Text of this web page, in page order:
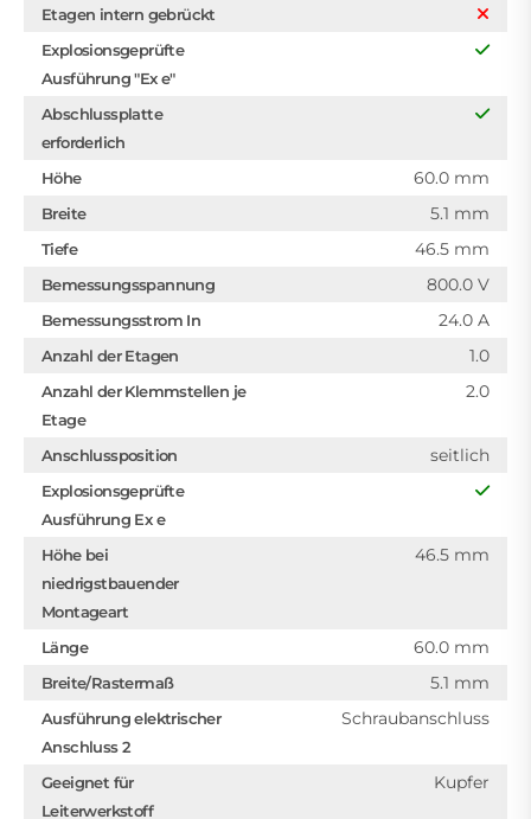
Etagen intern gebrückt
Explosionsgeprüfte
Ausführung "Ex e"
Abschlussplatte
erforderlich
Höhe
60.0 mm
Breite 5.1 mm
Tiefe 46.5 mm
Bemessungsspannung 800.0 V
Bemessungsstrom In 24.0 A
Anzahl der Etagen 1.0
Anzahl der Klemmstellen je
Etage
2.0
Anschlussposition seitlich
Explosionsgeprüfte
Ausführung Ex e
Höhe bei
niedrigstbauender
Montageart
46.5 mm
Länge 60.0 mm
Breite/Rastermaß 5.1 mm
Ausführung elektrischer
Anschluss 2
Schraubanschluss
Geeignet für
Leiterwerkstoff
Kupfer